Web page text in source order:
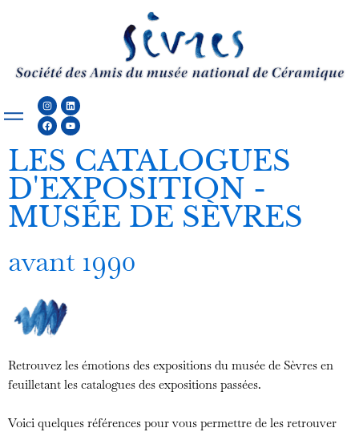
Instagram
Linkedin
FacebookYoutube
LES CATALOGUES
D'EXPOSITION -
MUSÉE DE SÈVRES
avant 1990
Retrouvez les émotions des expositions du musée de Sèvres en
feuilletant les catalogues des expositions passées.
Voici quelques références pour vous permettre de les retrouver